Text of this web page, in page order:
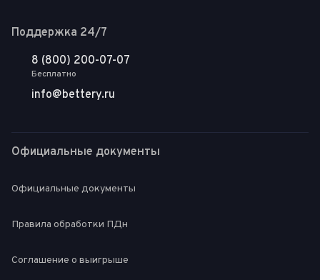
Поддержка 24/7
8 (800) 200-07-07
Бесплатно
info@bettery.ru
Официальные документы
Официальные документы
Правила обработки ПДн
Соглашение о выигрыше